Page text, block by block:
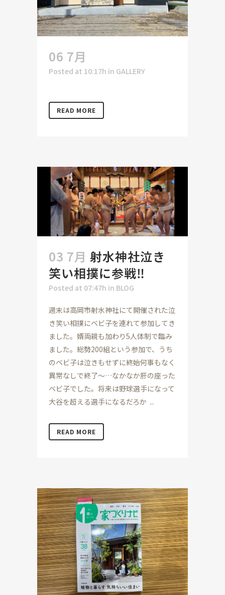
06 7月
Posted at 10:17h in GALLERY
READ MORE
03 7月 射水神社泣き
笑い相撲に参戦‼
Posted at 07:47h in BLOG
週末は高岡市射水神社にて開催された泣
き笑い相撲にベビ子を連れて参加してき
ました。婿両親も加わり5人体制で臨み
ました。総勢200組という参加で、うち
のベビ子は泣きもせずに終始何事もなく
異常なしで終了～…なかなか肝の座った
ベビ子でした。将来は野球選手になって
大谷を超える選手になるだろか ...
READ MORE